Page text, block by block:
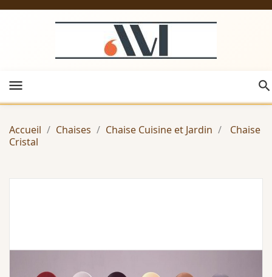
menu
Accueil Chaises Chaise Cuisine et Jardin
Chaise
Cristal